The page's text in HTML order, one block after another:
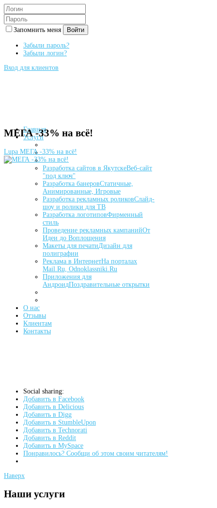
Запомнить меня Войти
Забыли пароль?
Забыли логин?
Вход для клиентов
Главная
Услуги
Разработка сайтов в ЯкутскеВеб-сайт
"под ключ"
Разработка банеровСтатичные,
Анимированные, Игровые
Разработка рекламных роликовСлайд-
шоу и ролики для ТВ
Разработка логотиповФирменный
стиль
Проведение рекламных кампанийОт
Идеи до Воплощения
Макеты для печатиДизайн для
полиграфии
Реклама в ИнтернетНа порталах
Mail.Ru, Odnoklassniki.Ru
Приложения для
АндроидПоздравительные открытки
О нас
Отзывы
Клиентам
Контакты
МЕГА -33% на всё!
Lupa МЕГА -33% на всё!
Social sharing:
Добавить в Facebook
Добавить в Delicious
Добавить в Digg
Добавить в StumbleUpon
Добавить в Technorati
Добавить в Reddit
Добавить в MySpace
Понравилось? Сообщи об этом своим читателям!
Наверх
Наши услуги